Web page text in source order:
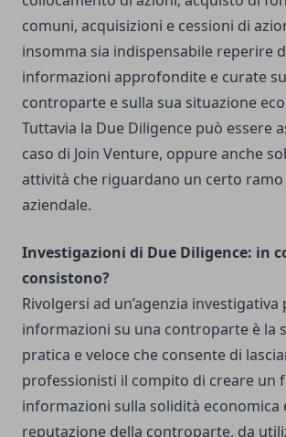
comuni, acquisizioni e cessioni di
insomma sia indispensabile reperire
informazioni approfondite e curate
controparte e sulla sua situazione
Tuttavia la Due Diligence può essere
caso di Join Venture, oppure anche
attività che riguardano un certo ramo
aziendale.
Investigazioni di Due Diligence: in
consistono?
Rivolgersi ad un’agenzia
informazioni su una controparte è la
pratica e veloce che consente di
professionisti il compito di creare un
informazioni sulla solidità economica
reputazione della controparte, da